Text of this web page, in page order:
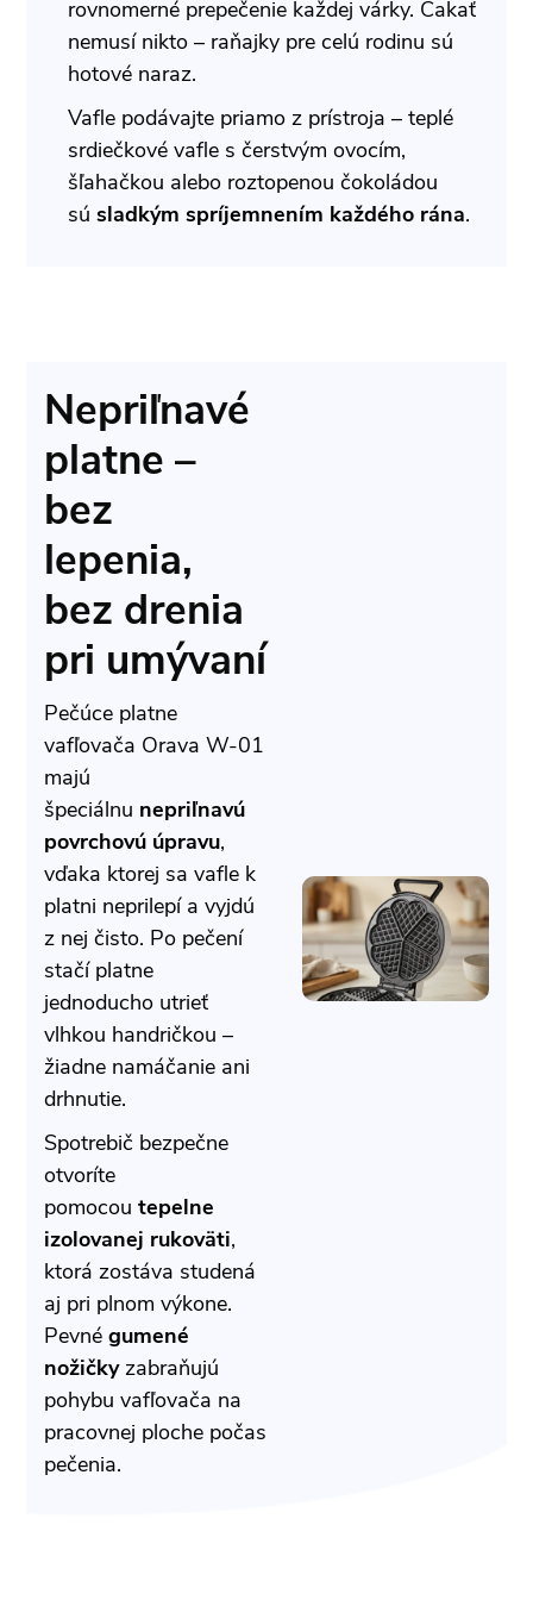
rovnomerné prepečenie každej várky. Čakať
nemusí nikto – raňajky pre celú rodinu sú
hotové naraz.
Vafle podávajte priamo z prístroja – teplé
srdiečkové vafle s čerstvým ovocím,
šľahačkou alebo roztopenou čokoládou
sú sladkým spríjemnením každého rána.
Nepriľnavé
platne –
bez
lepenia,
bez drenia
pri umývaní
Pečúce platne
vafľovača Orava W-01
majú
špeciálnu nepriľnavú
povrchovú úpravu,
vďaka ktorej sa vafle k
platni neprilepí a vyjdú
z nej čisto. Po pečení
stačí platne
jednoducho utrieť
vlhkou handričkou –
žiadne namáčanie ani
drhnutie.
Spotrebič bezpečne
otvoríte
pomocou tepelne
izolovanej rukoväti,
ktorá zostáva studená
aj pri plnom výkone.
Pevné gumené
nožičkyzabraňujú
pohybu vafľovača na
pracovnej ploche počas
pečenia.